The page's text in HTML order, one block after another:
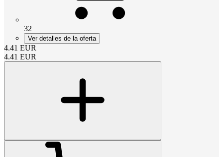
32
Ver detalles de la oferta
4.41 EUR
4.41 EUR